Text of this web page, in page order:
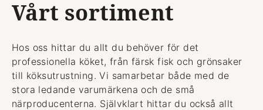
Vårt sortiment
Hos oss hittar du allt du behöver för det
professionella köket, från färsk fisk och grönsaker
till köksutrustning. Vi samarbetar både med de
stora ledande varumärkena och de små
närproducenterna. Självklart hittar du också allt